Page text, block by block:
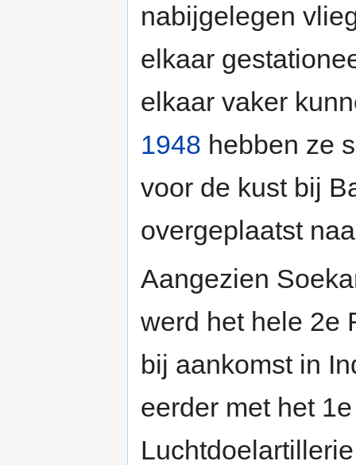
nabijgelegen
elkaar
elkaar vaker
1948 hebben ze
voor de kust bij
overgeplaatst
Aangezien
werd het hele 2e
bij aankomst in
eerder met het